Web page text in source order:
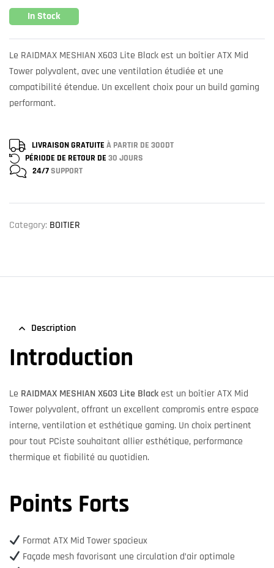
In Stock
Le RAIDMAX MESHIAN X603 Lite Black est un boîtier ATX Mid
Tower polyvalent, avec une ventilation étudiée et une
compatibilité étendue. Un excellent choix pour un build gaming
performant.
LIVRAISON GRATUITE À PARTIR DE 300DT
PÉRIODE DE RETOUR DE 30 JOURS
24/7SUPPORT
Category: BOITIER
Description
Introduction
Le RAIDMAX MESHIAN X603 Lite Black est un boîtier ATX Mid
Tower polyvalent, offrant un excellent compromis entre espace
interne, ventilation et esthétique gaming. Un choix pertinent
pour tout PCiste souhaitant allier esthétique, performance
thermique et fiabilité au quotidien.
Points Forts
Format ATX Mid Tower spacieux
Façade mesh favorisant une circulation d’air optimale